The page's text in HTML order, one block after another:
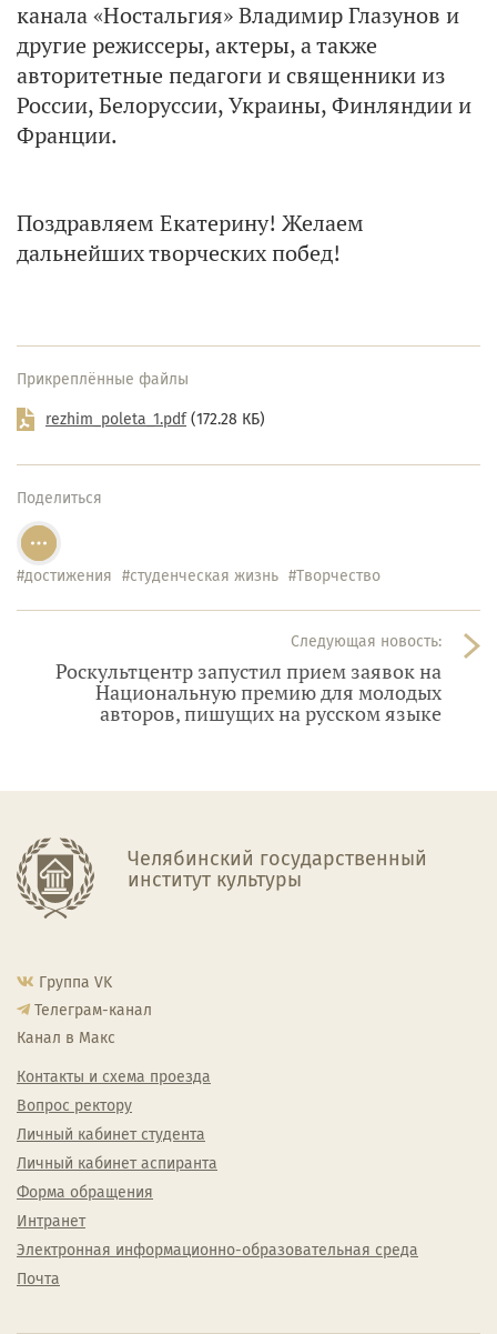
канала «Ностальгия» Владимир Глазунов и
другие режиссеры, актеры, а также
авторитетные педагоги и священники из
России, Белоруссии, Украины, Финляндии и
Франции.
Поздравляем Екатерину! Желаем
дальнейших творческих побед!
Прикреплённые файлы
rezhim_poleta_1.pdf(172.28 КБ)
Поделиться
#достижения #студенческая жизнь #Творчество
Следующая новость:
Роскультцентр запустил прием заявок на
Национальную премию для молодых
авторов, пишущих на русском языке
Челябинский государственный
институт культуры
Группа VK
Телеграм-канал
Канал в Макс
Контакты и схема проезда
Вопрос ректору
Личный кабинет студента
Личный кабинет аспиранта
Форма обращения
Интранет
Электронная информационно-образовательная среда
Почта